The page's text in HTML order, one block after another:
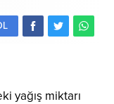
yağış miktarı